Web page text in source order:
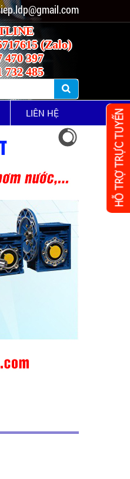
(Zalo)
470 397
732 485
LIÊN HỆ